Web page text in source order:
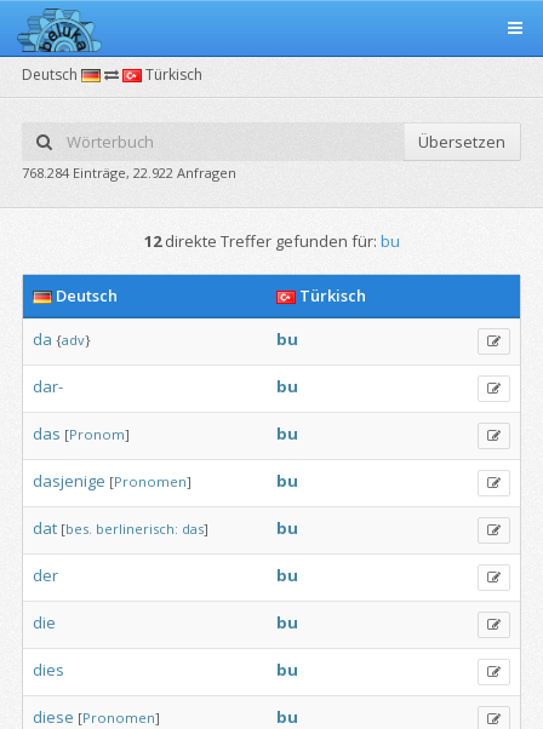
Deutsch Türkisch
Übersetzen
768.284 Einträge, 22.922 Anfragen
12direkte Treffer gefunden für: bu
Deutsch
Türkisch
da {adv} bu
dar- bu
das [Pronom] bu
dasjenige [Pronomen] bu
dat [bes. berlinerisch: das] bu
der bu
die bu
dies bu
diese [Pronomen] bu